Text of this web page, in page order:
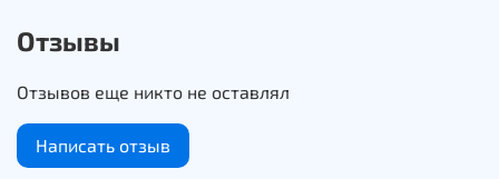
Отзывы
Отзывов еще никто не оставлял
Написать отзыв